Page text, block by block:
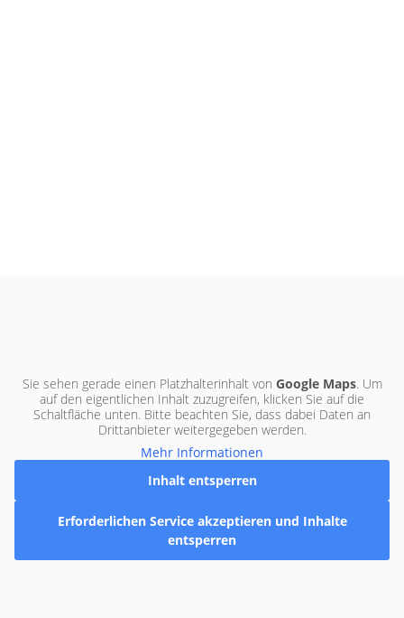
Sie sehen gerade einen Platzhalterinhalt von Google Maps. Um
auf den eigentlichen Inhalt zuzugreifen, klicken Sie auf die
Schaltfläche unten. Bitte beachten Sie, dass dabei Daten an
Drittanbieter weitergegeben werden.
Mehr Informationen
Inhalt entsperren
Erforderlichen Service akzeptieren und Inhalte
entsperren